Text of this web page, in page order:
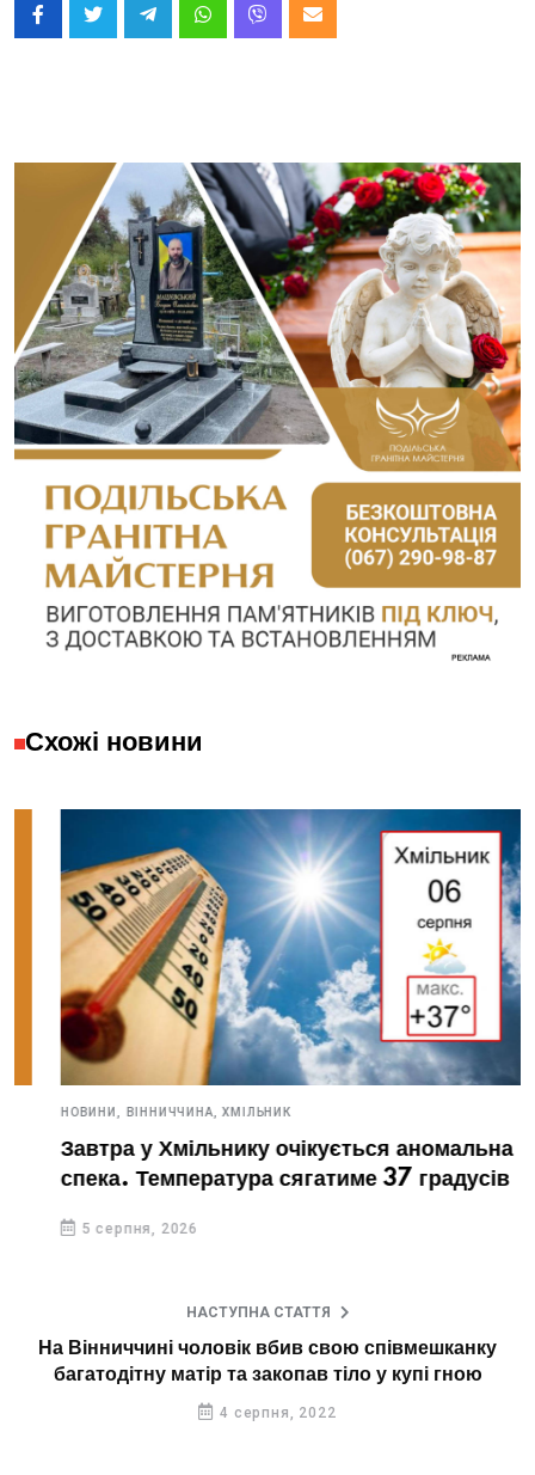
Схожі новини
НОВИНИ, ВІННИЧЧИНА, ХМІЛЬНИК
Завтра у Хмільнику очікується аномальна
спека. Температура сягатиме 37 градусів
5 серпня, 2026
НАСТУПНА СТАТТЯ
На Вінниччині чоловік вбив свою співмешканку
багатодітну матір та закопав тіло у купі гною
4 серпня, 2022